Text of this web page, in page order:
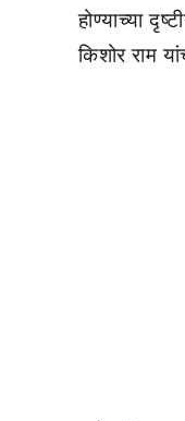
होण्याच्या
किशोर राम